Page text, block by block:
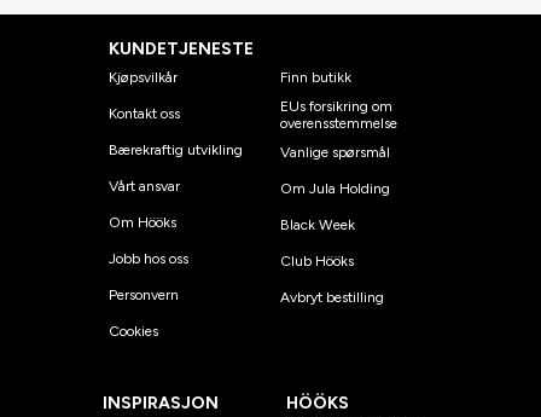
KUNDETJENESTE
Kjøpsvilkår
Kontakt oss
Bærekraftig utvikling
Vårt ansvar
Om Hööks
Jobb hos oss
Personvern
Cookies
Finn butikk
EUs forsikring om
overensstemmelse
Vanlige spørsmål
Om Jula Holding
Black Week
Club Hööks
Avbryt bestilling
INSPIRASJON
HÖÖKS